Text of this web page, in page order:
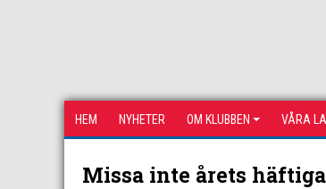
HEM NYHETER OM KLUBBEN VÅRA
Missa inte årets